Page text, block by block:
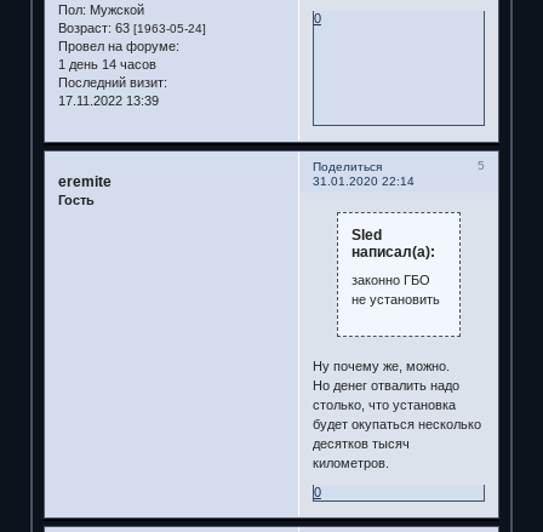
Пол: Мужской
Возраст: 63 [1963-05-24]
Провел на форуме:
1 день 14 часов
Последний визит:
17.11.2022 13:39
0
Поделиться
5
31.01.2020 22:14
eremite
Гость
Sled
написал(а):
законно ГБО
не установить
Ну почему же, можно.
Но денег отвалить надо
столько, что установка
будет окупаться несколько
десятков тысяч
километров.
0